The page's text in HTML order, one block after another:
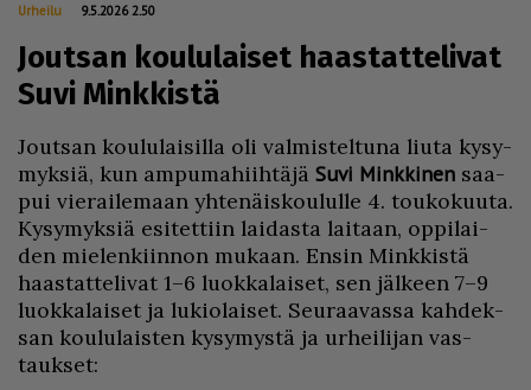
Urheilu 9.5.2026 2.50
Joutsan koululaiset haastattelivat
Suvi Minkkistä
Jout­san kou­lu­lai­sil­la oli val­mis­tel­tu­na liu­ta ky­sy­
myk­siä, kun am­pu­ma­hiih­tä­jä Suvi Mink­ki­nen saa­
pui vie­rai­le­maan yh­te­näis­kou­lul­le 4. tou­ko­kuu­ta.
Ky­sy­myk­siä esi­tet­tiin lai­das­ta lai­taan, op­pi­lai­
den mie­len­kiin­non mu­kaan. En­sin Mink­kis­tä
haas­tat­te­li­vat 1–6 luok­ka­lai­set, sen jäl­keen 7–9
luok­ka­lai­set ja lu­ki­o­lai­set. Seu­raa­vas­sa kah­dek­
san kou­lu­lais­ten ky­sy­mys­tä ja ur­hei­li­jan vas­
tauk­set: